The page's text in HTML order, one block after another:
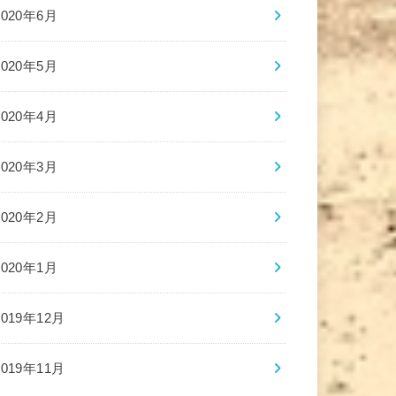
年6月
年5月
年4月
年3月
年2月
年1月
年12月
年11月